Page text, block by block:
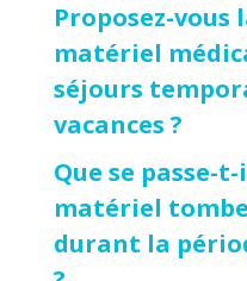
Proposez-vous
matériel
séjours
vacances ?
Que se passe-
matériel
durant la